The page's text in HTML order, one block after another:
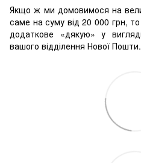
Якщо ж ми домовимося на
саме на суму від 20 000 грн,
додаткове «дякую» у
вашого відділення Нової Пошти.